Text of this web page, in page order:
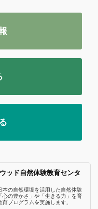
ッド自然体験教育センタ
本の自然環境を活用した自然体験
心の豊かさ」や「生きる力」を育
プログラムを実施します。